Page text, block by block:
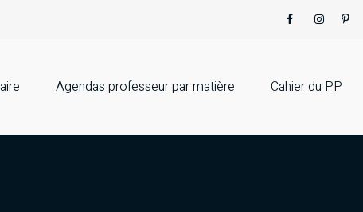
Agendas professeur par matière Cahier du PP